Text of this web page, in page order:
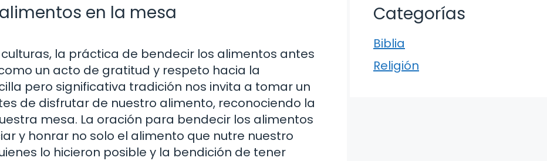
en la mesa
la práctica de bendecir los alimentos antes
un acto de gratitud y respeto hacia la
pero significativa tradición nos invita a tomar un
de disfrutar de nuestro alimento, reconociendo la
mesa. La oración para bendecir los alimentos
y honrar no solo el alimento que nutre nuestro
lo hicieron posible y la bendición de tener
Categorías
Biblia
Religión